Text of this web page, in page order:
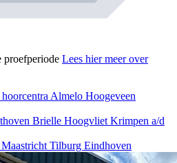
Lees hier meer over
Almelo Hoogeveen
Brielle HoogvlietKrimpen a/d
MaastrichtTilburg Eindhoven